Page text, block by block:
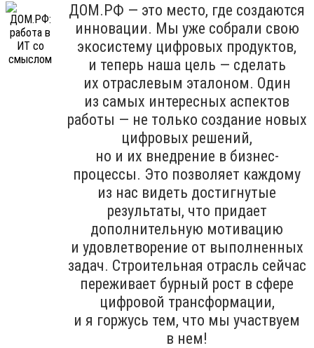
ДОМ.РФ — это место, где создаются
инновации. Мы уже собрали свою
экосистему цифровых продуктов,
и теперь наша цель — сделать
их отраслевым эталоном. Один
из самых интересных аспектов
работы — не только создание новых
цифровых решений,
но и их внедрение в бизнес-
процессы. Это позволяет каждому
из нас видеть достигнутые
результаты, что придает
дополнительную мотивацию
и удовлетворение от выполненных
задач. Строительная отрасль сейчас
переживает бурный рост в сфере
цифровой трансформации,
и я горжусь тем, что мы участвуем
в нем!